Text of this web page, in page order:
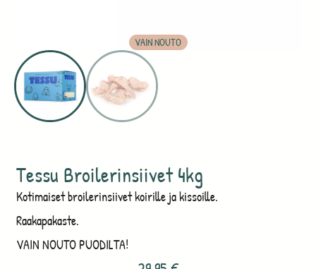
VAIN NOUTO
Tessu Broilerinsiivet 4kg
Kotimaiset broilerinsiivet koirille ja kissoille.
Raakapakaste.
VAIN NOUTO PUODILTA!